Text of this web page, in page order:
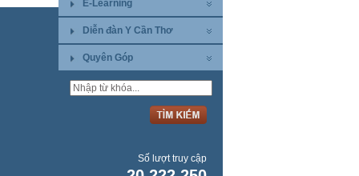
E-Learning
Diễn đàn Y Cần Thơ
Quyên Góp
Số lượt truy cập